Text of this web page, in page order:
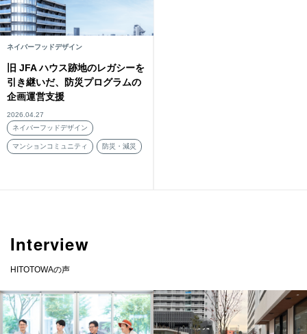
ネイバーフッドデザイン
旧 JFA ハウス跡地のレガシーを
引き継いだ、防災プログラムの
企画運営支援
2026.04.27
ネイバーフッドデザイン
マンションコミュニティ 防災・減災
Interview
HITOTOWAの声